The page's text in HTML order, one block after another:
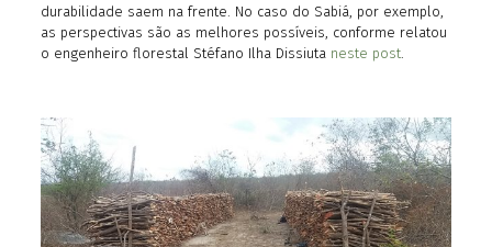
durabilidade saem na frente. No caso do Sabiá, por exemplo,
as perspectivas são as melhores possíveis, conforme relatou
o engenheiro florestal Stéfano Ilha Dissiuta neste post.